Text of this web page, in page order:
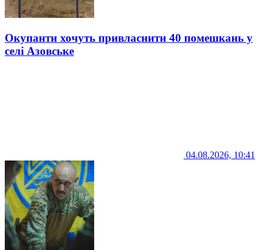
Окупанти хочуть привласнити 40 помешкань у
селі Азовське
04.08.2026, 10:41